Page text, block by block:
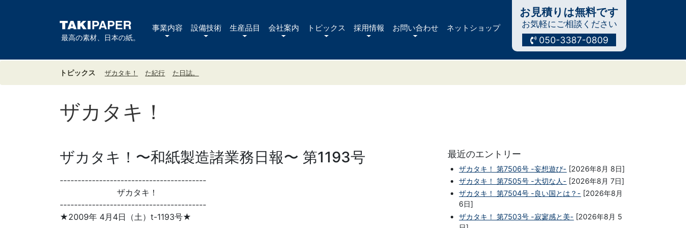
最高の素材、日本の紙。
事業内容 設備技術 生産品目 会社案内 トピックス 採用情報 お問い合わせ ネットショップ
お見積りは無料です
お気軽にご相談ください
050-3387-0809
トピックス ザカタキ！ た紀行 た日誌。
ザカタキ！
ザカタキ！〜和紙製造諸業務日報〜 第1193号
-----------------------------------------
ザカタキ！
-----------------------------------------
★2009年 4月4日（土）t-1193号★
最近のエントリー
ザカタキ！ 第7506号 -妄想遊び- [2026年8月 8日]
ザカタキ！ 第7505号 -大切な人- [2026年8月 7日]
ザカタキ！ 第7504号 -良い国とは？- [2026年8月
6日]
ザカタキ！ 第7503号 -寂寥感と美- [2026年8月 5